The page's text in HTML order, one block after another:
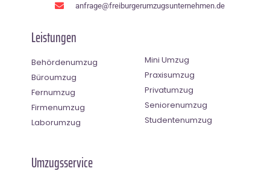
anfrage@freiburgerumzugsunternehmen.de
Leistungen
Behördenumzug
Büroumzug
Fernumzug
Firmenumzug
Laborumzug
Mini Umzug
Praxisumzug
Privatumzug
Seniorenumzug
Studentenumzug
Umzugsservice